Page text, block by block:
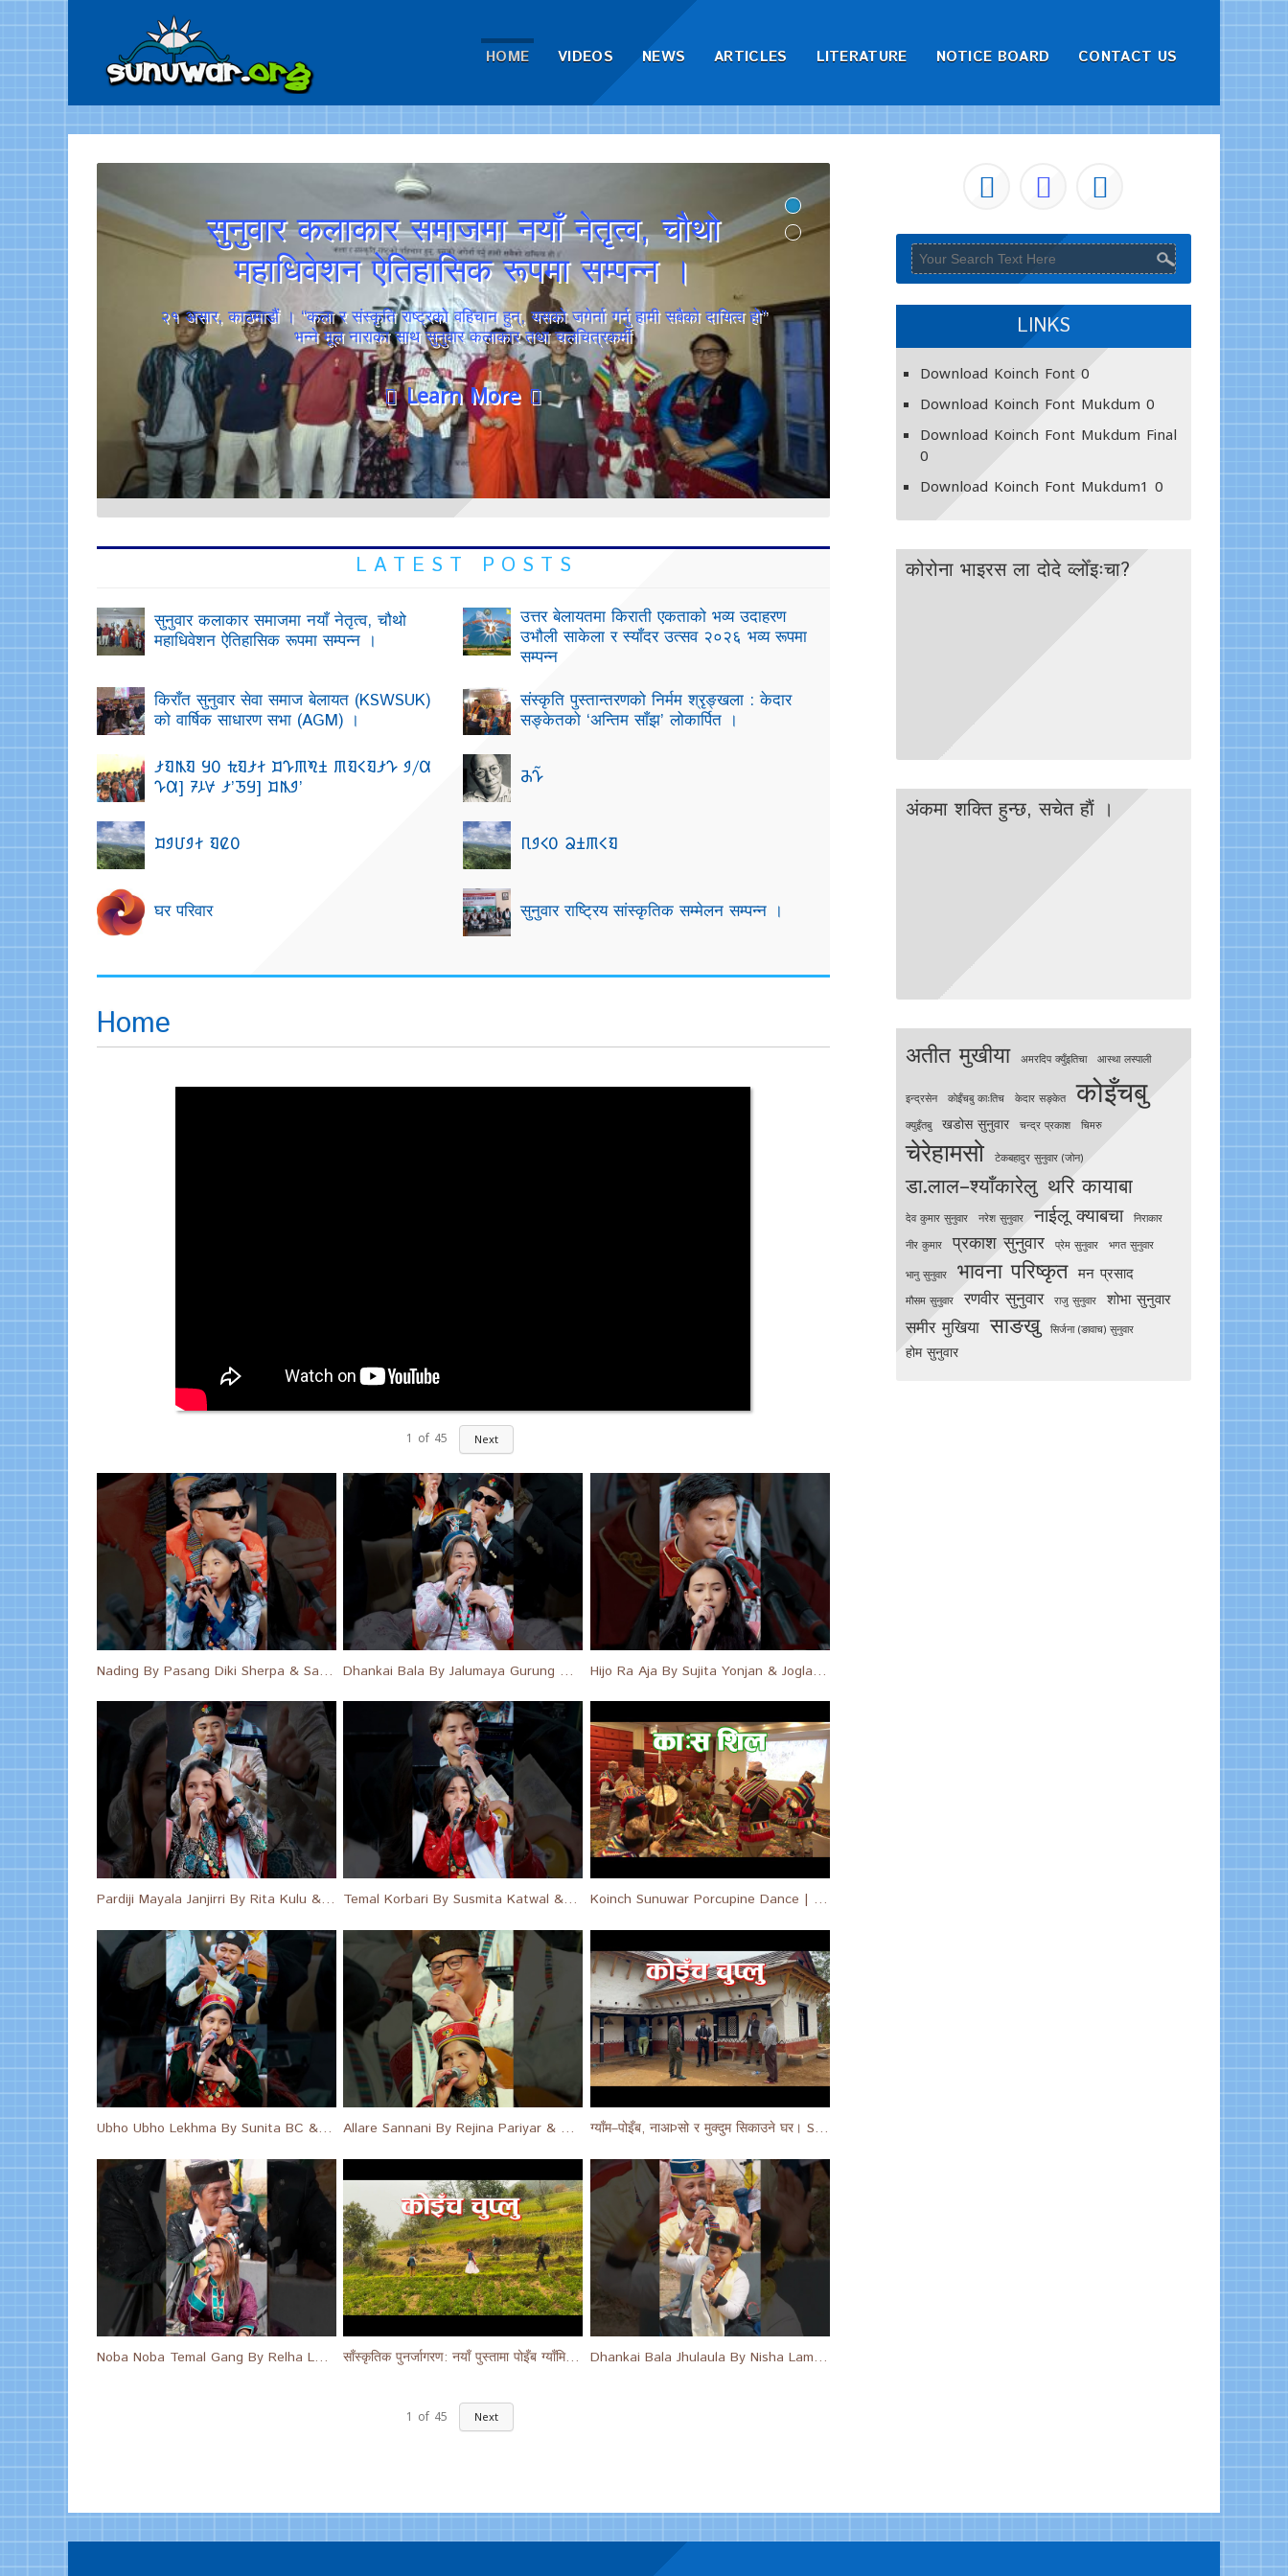
HOME VIDEOS NEWS ARTICLES LITERATURE NOTICE BOARD CONTACT US
सुनुवार कलाकार समाजमा नयाँ नेतृत्व, चौथो
महाधिवेशन ऐतिहासिक रूपमा सम्पन्न ।
२१ असार, काठमाडौं । “कला र संस्कृति राष्ट्रको वहिचान हुन्, यसको जगेर्ना गर्नु हामी सबैको दायित्व हो”
भन्ने मूल नाराका साथ सुनुवार कलाकार तथा चलचित्रकर्मी
Learn More
L A T E S T P O S T S
सुनुवार कलाकार समाजमा नयाँ नेतृत्व, चौथो
महाधिवेशन ऐतिहासिक रूपमा सम्पन्न ।
उत्तर बेलायतमा किराती एकताको भव्य उदाहरण
उभौली साकेला र स्याँदर उत्सव २०२६ भव्य रूपमा
सम्पन्न
किराँत सुनुवार सेवा समाज बेलायत (KSWSUK)
को वार्षिक साधारण सभा (AGM) ।
संस्कृति पुस्तान्तरणको निर्मम श्रृङ्खला : केदार
सङ्केतको ‘अन्तिम साँझ’ लोकार्पित ।
𑯎𑯖𑯄𑯖 𑯊𑯑 𑯆𑯖𑯎𑯃 𑯀𑯅𑯇𑯍𑯂 𑯇𑯖𑯌𑯖𑯎𑯅 𑯈/𑯙
𑯅𑯙] 𑯒𑯐𑯏 𑯎’𑯗𑯊] 𑯀𑯄𑯈’
𑯘𑯅̃
𑯀𑯈𑯜𑯈𑯃 𑯖𑯔𑯑 𑯛𑯈𑯌𑯑 𑯁𑯂𑯇𑯌𑯖
घर परिवार सुनुवार राष्ट्रिय सांस्कृतिक सम्मेलन सम्पन्न ।
Home
1 of 45 Next
Nading By Pasang Diki Sherpa & Sanjay Lama #shortsfeed #short #shorts Dhankai Bala By Jalumaya Gurung & Shyam Rana #shortsfeed #short #shorts Hijo Ra Aja By Sujita Yonjan & Joglal Lama #shortsfeed #short #shorts
Pardiji Mayala Janjirri By Rita Kulu & Prayas Gole Tamang #shortsfeed #shorts #short Temal Korbari By Susmita Katwal & Birat Tamang #short #shorts #shortsfeed Koinch Sunuwar Porcupine Dance | DUMSI DANCE | काःस शिल दुम्सी नाच | Culture | Mukhiya | Koinch |
Ubho Ubho Lekhma By Sunita BC & Matthu Gurung #short #shortsfeed #shorts Allare Sannani By Rejina Pariyar & Sabin Koke Gurung #shortsfeed #short #shorts ग्याँम–पोइँब, नाअÞसो र मुक्दुम सिकाउने घर। Sunuwar | Mukhiya | Koinch Chuplu - Ep 211
Noba Noba Temal Gang By Relha Lama & Susan Lama #short #shortsfeed #shorts साँस्कृतिक पुनर्जागरण: नयाँ पुस्तामा पोइँब ग्याँमि ज्ञानको चेत जाग्दै | Koinch Chuplu - Ep 210 Dhankai Bala Jhulaula By Nisha Lama & Manav Rawat Chhetri #short #shortsfeed #shorts
1 of 45 Next
LINKS
Download Koinch Font0
Download Koinch Font Mukdum 0
Download Koinch Font Mukdum Final
0
Download Koinch Font Mukdum1 0
कोरोना भाइरस ला दोदे व्लोँइःचा?
अंकमा शक्ति हुन्छ, सचेत हाैं ।
अतीत मुखीया अमरदिप क्युँइतिचा आस्था लस्पाली
इन्द्रसेन काेइँचबु काःतिच केदार सङ्केत कोइँचबु
क्युइँतबु खडोस सुनुवार चन्द्र प्रकाश चिमरु
चेरेहामसो टेकबहादुर सुनुवार (जोन)
डा.लाल–श्याँकारेलु थरि कायाबा
देव कुमार सुनुवार नरेश सुनुवार नाईलू क्याबचा
निराकार
नीर कुमार
प्रकाश सुनुवार प्रेम सुनुवार भगत सुनुवार
भानु सुनुवार भावना परिष्कृत मन प्रसाद
मौसम सुनुवार रणवीर सुनुवार राजु सुनुवार शोभा सुनुवार
समीर मुखिया साङखु सिर्जना (ङावाच) सुनुवार
होम सुनुवार